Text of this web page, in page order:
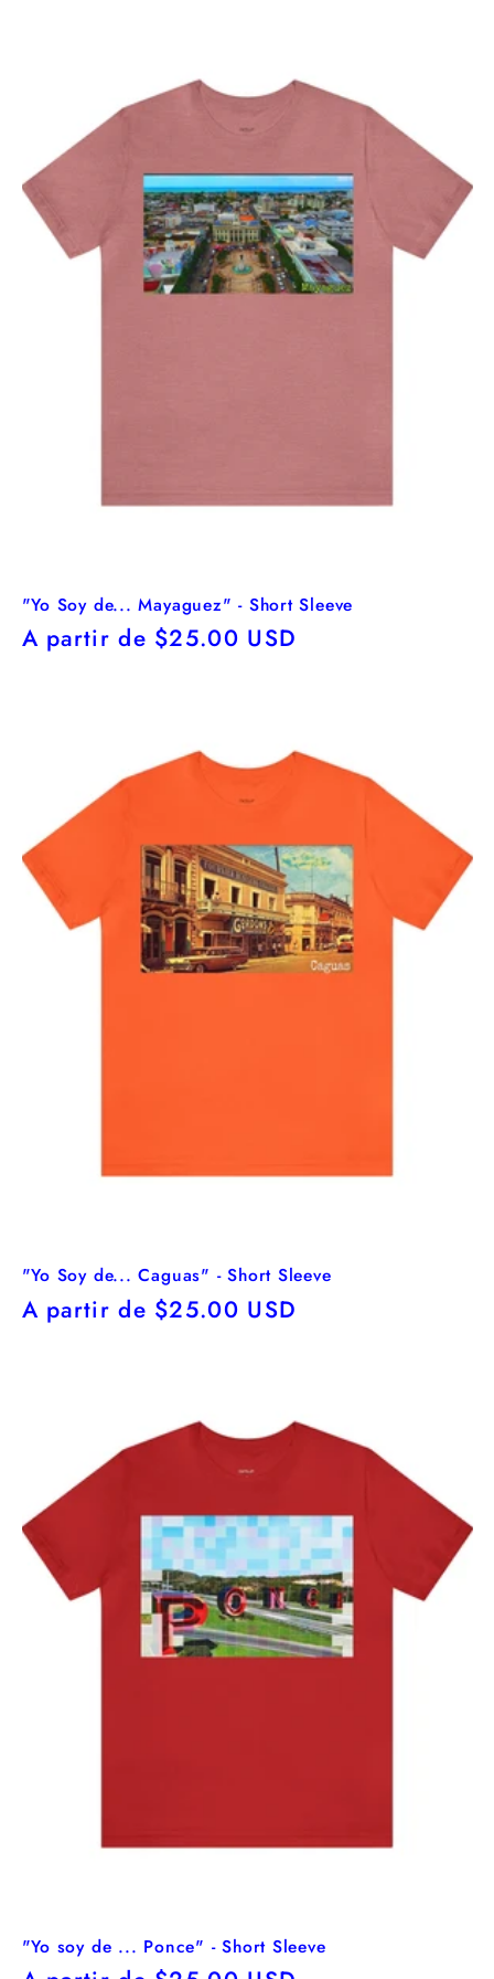
"Yo Soy de... Mayaguez" - Short Sleeve
Precio
A partir de $25.00 USD
"Yo Soy de... Caguas" - Short Sleeve
Precio
A partir de $25.00 USD
"Yo soy de ... Ponce" - Short Sleeve